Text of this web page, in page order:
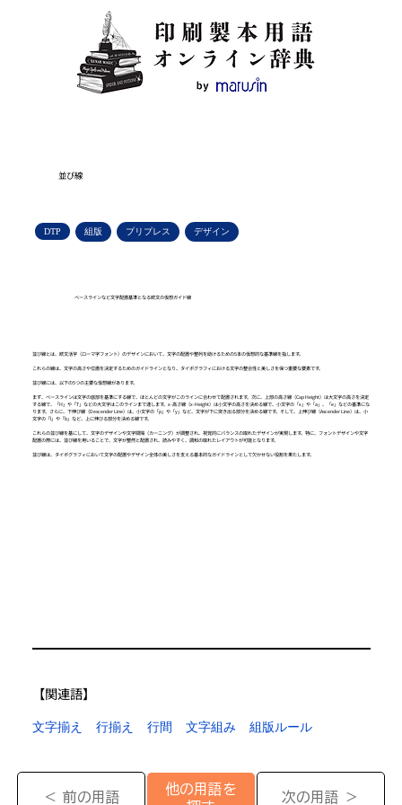
並び線
DTP 組版 プリプレス デザイン
ベースラインなど文字配置基準となる欧文の仮想ガイド線
並び線とは、欧文活字（ローマ字フォント）のデザインにおいて、文字の配置や整列を助けるための5本の仮想的な基準線を指します。
これらの線は、文字の高さや位置を決定するためのガイドラインとなり、タイポグラフィにおける文字の整合性と美しさを保つ重要な要素です。
並び線には、以下の5つの主要な仮想線があります。
まず、ベースラインは文字の底部を基準にする線で、ほとんどの文字がこのラインに合わせて配置されます。次に、上部の高さ線（Cap Height）は大文字の高さを決定
する線で、「H」や「T」などの大文字はこのラインまで達します。x-高さ線（x-Height）は小文字の高さを決める線で、小文字の「x」や「a」、「e」などの基準にな
ります。さらに、下伸び線（Descender Line）は、小文字の「p」や「y」など、文字が下に突き出る部分を決める線です。そして、上伸び線（Ascender Line）は、小
文字の「l」や「b」など、上に伸びる部分を決める線です。
これらの並び線を基にして、文字のデザインや文字間隔（カーニング）が調整され、視覚的にバランスの取れたデザインが実現します。特に、フォントデザインや文字
配置の際には、並び線を用いることで、文字が整然と配置され、読みやすく、調和の取れたレイアウトが可能となります。
並び線は、タイポグラフィにおいて文字の配置やデザイン全体の美しさを支える基本的なガイドラインとして欠かせない役割を果たします。
【​関連語】
文字揃え 行揃え 行間 文字組み 組版ルール
＜ 前の用語
他の用語を
次の用語 ＞